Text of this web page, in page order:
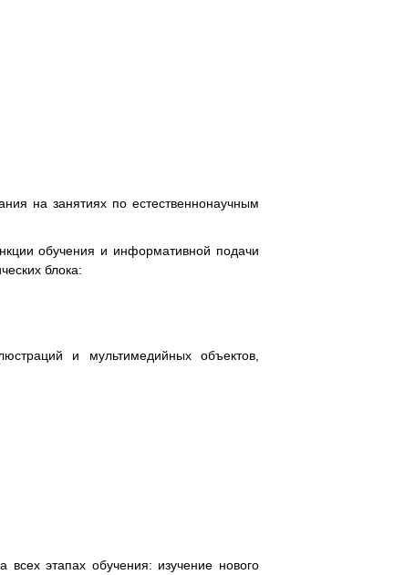
на занятиях по естественнонаучным
обучения и информативной подачи
блока:
и мультимедийных объектов,
всех этапах обучения: изучение нового